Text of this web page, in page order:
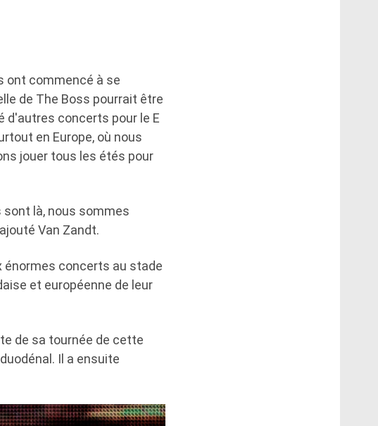
ont commencé à se
de The Boss pourrait être
d'autres concerts pour le E
en Europe, où nous
jouer tous les étés pour
là, nous sommes
Van Zandt.
énormes concerts au stade
et européenne de leur
de sa tournée de cette
Il a ensuite